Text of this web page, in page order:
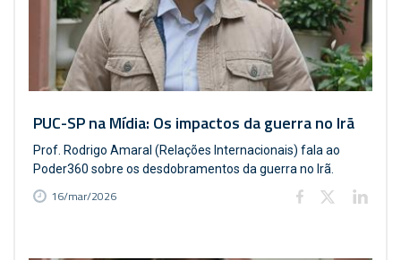
PUC-SP na Mídia: Os impactos da guerra no Irã
Prof. Rodrigo Amaral (Relações Internacionais) fala ao
Poder360 sobre os desdobramentos da guerra no Irã.
16/mar/2026